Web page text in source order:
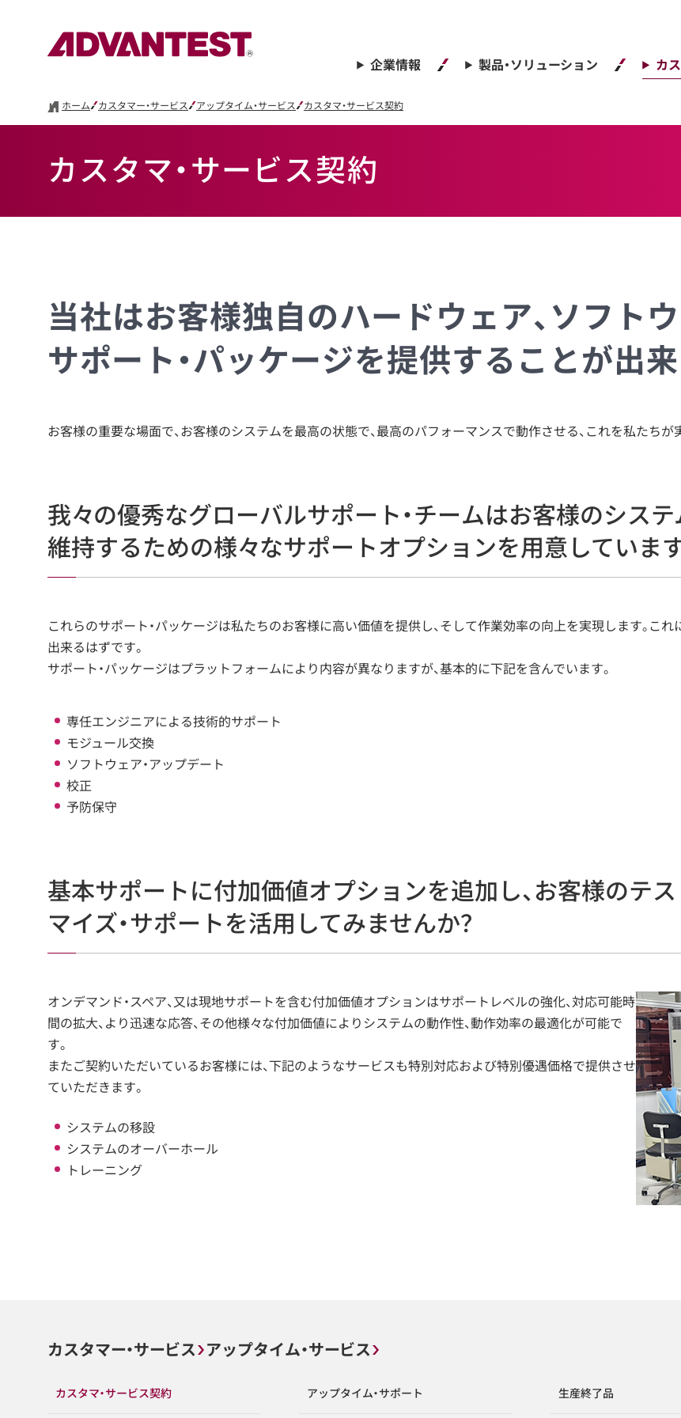
企業情報 製品・ソリューション カ
ホーム カスタマー・サービス アップタイム・サービス カスタマ・サービス契約
カスタマ・サービス契約
当社はお客様独自のハードウェア、ソフト
サポート・パッケージを提供することが出来
お客様の重要な場面で、お客様のシステムを最高の状態で、最高のパフォーマンスで動作させる、これを私たちが
我々の優秀なグローバルサポート・チームはお客様のシス
維持するための様々なサポートオプションを用意しています
これらのサポート・パッケージは私たちのお客様に高い価値を提供し、そして作業効率の向上を実現します。こ
出来るはずです。
サポート・パッケージはプラットフォームにより内容が異なりますが、基本的に下記を含んでいます。
専任エンジニアによる技術的サポート
モジュール交換
ソフトウェア・アップデート
校正
予防保守
基本サポートに付加価値オプションを追加し、お客様のテ
マイズ・サポートを活用してみませんか？
オンデマンド・スペア、又は現地サポートを含む付加価値オプションはサポートレベルの強化、対応可能時
間の拡大、より迅速な応答、その他様々な付加価値によりシステムの動作性、動作効率の最適化が可能で
す。
またご契約いただいているお客様には、下記のようなサービスも特別対応および特別優遇価格で提供させ
ていただきます。
システムの移設
システムのオーバーホール
トレーニング
カスタマー・サービス アップタイム・サービス
カスタマ・サービス契約 アップタイム・サポート 生産終了品